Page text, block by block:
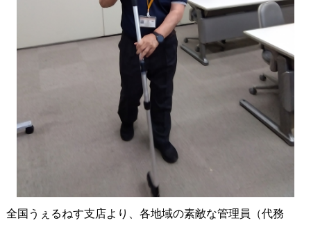
全国うぇるねす支店より、各地域の素敵な管理員（代務